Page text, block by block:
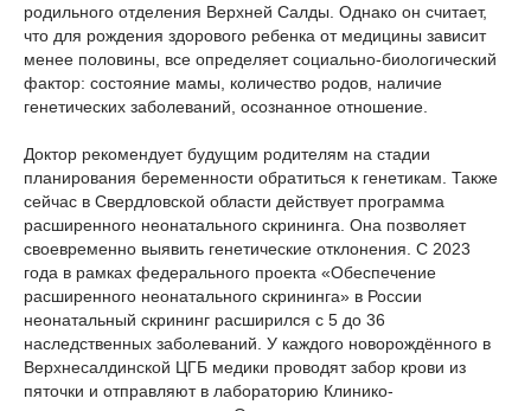
родильного отделения Верхней Салды. Однако он считает,
что для рождения здорового ребенка от медицины зависит
менее половины, все определяет социально-биологический
фактор: состояние мамы, количество родов, наличие
генетических заболеваний, осознанное отношение.
Доктор рекомендует будущим родителям на стадии
планирования беременности обратиться к генетикам. Также
сейчас в Свердловской области действует программа
расширенного неонатального скрининга. Она позволяет
своевременно выявить генетические отклонения. С 2023
года в рамках федерального проекта «Обеспечение
расширенного неонатального скрининга» в России
неонатальный скрининг расширился с 5 до 36
наследственных заболеваний. У каждого новорождённого в
Верхнесалдинской ЦГБ медики проводят забор крови из
пяточки и отправляют в лабораторию Клинико-